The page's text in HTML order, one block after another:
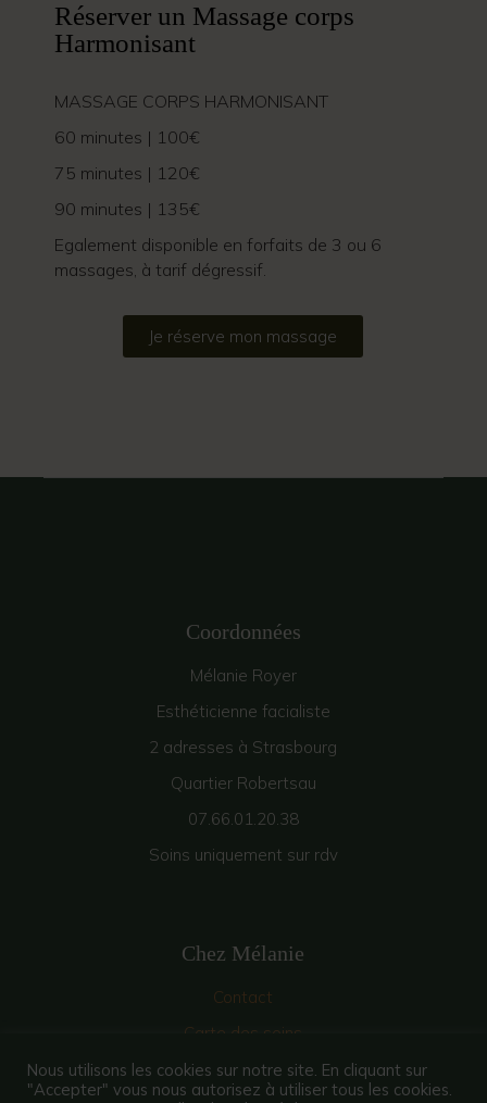
Réserver un Massage corps
Harmonisant
MASSAGE CORPS HARMONISANT
60 minutes | 100€
75 minutes | 120€
90 minutes | 135€
Egalement disponible en forfaits de 3 ou 6
massages, à tarif dégressif.
Je réserve mon massage
Coordonnées
Mélanie Royer
Esthéticienne facialiste
2 adresses à Strasbourg
Quartier Robertsau
07.66.01.20.38
Soins uniquement sur rdv
Chez Mélanie
Contact
Carte des soins
Prendre rdv en ligne
Nous utilisons les cookies sur notre site. En cliquant sur
"Accepter" vous nous autorisez à utiliser tous les cookies.